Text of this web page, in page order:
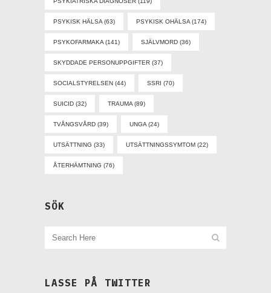
PSYKISK HÄLSA (63) PSYKISK OHÄLSA (174)
PSYKOFARMAKA (141) SJÄLVMORD (36)
SKYDDADE PERSONUPPGIFTER (37)
SOCIALSTYRELSEN (44) SSRI (70)
SUICID (32) TRAUMA (89)
TVÅNGSVÅRD (39) UNGA (24)
UTSÄTTNING (33) UTSÄTTNINGSSYMTOM (22)
ÅTERHÄMTNING (76)
SÖK
LASSE PÅ TWITTER